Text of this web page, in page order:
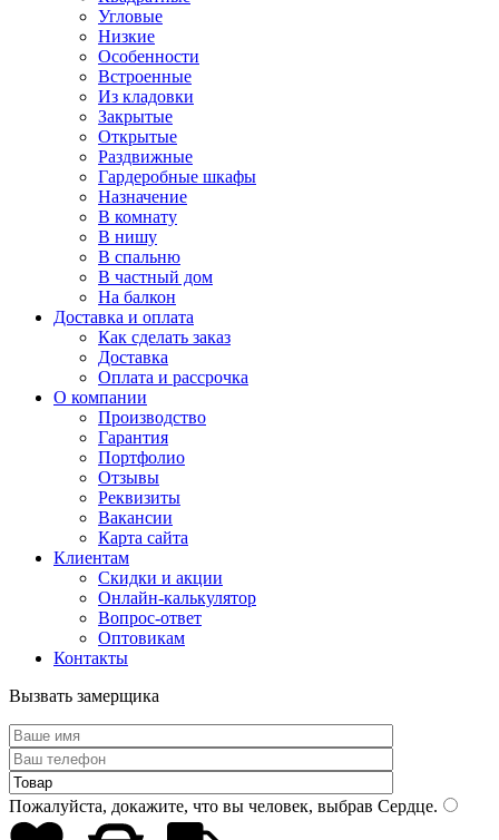
Угловые
Низкие
Особенности
Встроенные
Из кладовки
Закрытые
Открытые
Раздвижные
Гардеробные шкафы
Назначение
В комнату
В нишу
В спальню
В частный дом
На балкон
Доставка и оплата
Как сделать заказ
Доставка
Оплата и рассрочка
О компании
Производство
Гарантия
Портфолио
Отзывы
Реквизиты
Вакансии
Карта сайта
Клиентам
Скидки и акции
Онлайн-калькулятор
Вопрос-ответ
Оптовикам
Контакты
Вызвать замерщика
Пожалуйста, докажите, что вы человек, выбрав Сердце.